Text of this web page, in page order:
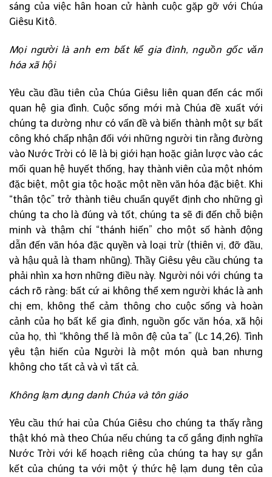
sáng của việc hân hoan cử hành cuộc gặp gỡ với Chúa
Giêsu Kitô.
Mọi người là anh em bất kể gia đình, nguồn gốc văn
hóa xã hội
Yêu cầu đầu tiên của Chúa Giêsu liên quan đến các mối
quan hệ gia đình. Cuộc sống mới mà Chúa đề xuất với
chúng ta dường như có vấn đề và biến thành một sự bất
công khó chấp nhận đối với những người tin rằng đường
vào Nước Trời có lẽ là bị giới hạn hoặc giản lược vào các
mối quan hệ huyết thống, hay thành viên của một nhóm
đặc biệt, một gia tộc hoặc một nền văn hóa đặc biệt. Khi
“thân tộc” trở thành tiêu chuẩn quyết định cho những gì
chúng ta cho là đúng và tốt, chúng ta sẽ đi đến chỗ biện
minh và thậm chí “thánh hiến” cho một số hành động
dẫn đến văn hóa đặc quyền và loại trừ (thiên vị, đỡ đầu,
và hậu quả là tham nhũng). Thầy Giêsu yêu cầu chúng ta
phải nhìn xa hơn những điều này. Người nói với chúng ta
cách rõ ràng: bất cứ ai không thể xem người khác là anh
chị em, không thể cảm thông cho cuộc sống và hoàn
cảnh của họ bất kể gia đình, nguồn gốc văn hóa, xã hội
của họ, thì “không thể là môn đệ của ta” (Lc 14,26). Tình
yêu tận hiến của Người là một món quà ban nhưng
không cho tất cả và vì tất cả.
Không lạm dụng danh Chúa và tôn giáo
Yêu cầu thứ hai của Chúa Giêsu cho chúng ta thấy rằng
thật khó mà theo Chúa nếu chúng ta cố gắng định nghĩa
Nước Trời với kế hoạch riêng của chúng ta hay sự gắn
kết của chúng ta với một ý thức hệ lạm dung tên của